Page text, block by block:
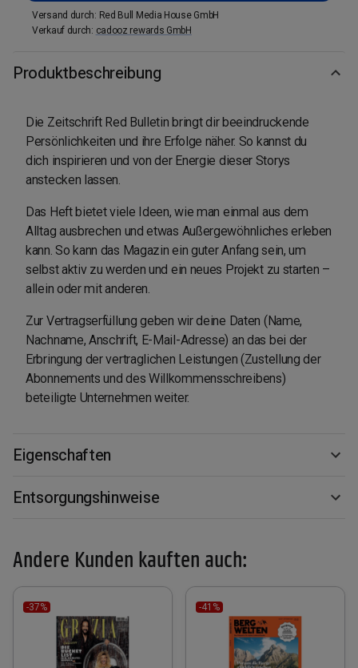
Versand durch: Red Bull Media House GmbH
Verkauf durch: cadooz rewards GmbH
Produktbeschreibung
Die Zeitschrift Red Bulletin bringt dir beeindruckende
Persönlichkeiten und ihre Erfolge näher. So kannst du
dich inspirieren und von der Energie dieser Storys
anstecken lassen.
Das Heft bietet viele Ideen, wie man einmal aus dem
Alltag ausbrechen und etwas Außergewöhnliches erleben
kann. So kann das Magazin ein guter Anfang sein, um
selbst aktiv zu werden und ein neues Projekt zu starten –
allein oder mit anderen.
Zur Vertragserfüllung geben wir deine Daten (Name,
Nachname, Anschrift, E-Mail-Adresse) an das bei der
Erbringung der vertraglichen Leistungen (Zustellung der
Abonnements und des Willkommensschreibens)
beteiligte Unternehmen weiter.
Eigenschaften
Entsorgungshinweise
Andere Kunden kauften auch:
-37% -41%